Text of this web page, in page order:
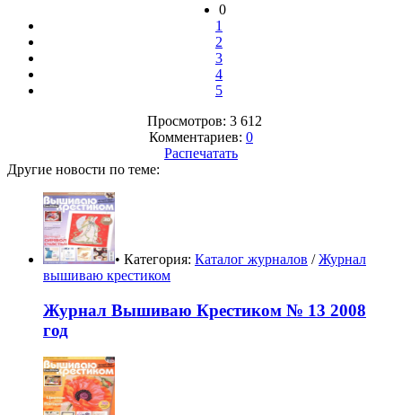
0
1
2
3
4
5
Просмотров: 3 612
Комментариев: 0
Распечатать
Другие новости по теме:
• Категория: Каталог журналов /Журнал
вышиваю крестиком
Журнал Вышиваю Крестиком № 13 2008
год